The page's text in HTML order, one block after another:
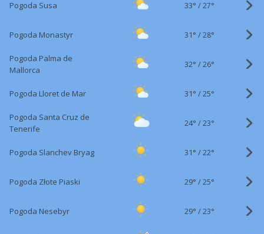
Pogoda Susa 33° /27°
Pogoda Monastyr 31° /28°
Pogoda Palma de
Mallorca
32° /26°
Pogoda Lloret de Mar 31° /25°
Pogoda Santa Cruz de
Tenerife
24° /23°
Pogoda Slanchev Bryag 31° /22°
Pogoda Złote Piaski 29° /25°
Pogoda Nesebyr 29° /23°